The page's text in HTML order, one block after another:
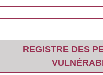
REGISTRE DES